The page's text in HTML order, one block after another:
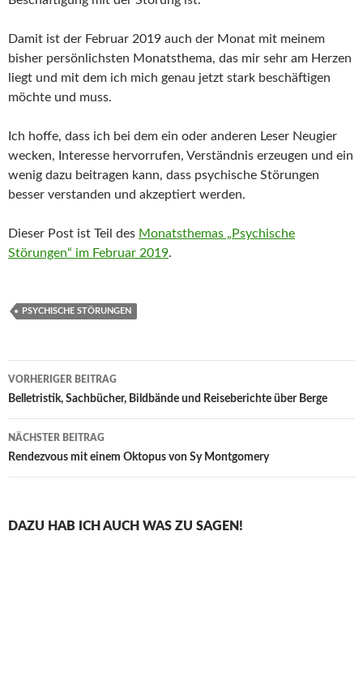
Damit ist der Februar 2019 auch der Monat mit meinem
bisher persönlichsten Monatsthema, das mir sehr am Herzen
liegt und mit dem ich mich genau jetzt stark beschäftigen
möchte und muss.
Ich hoffe, dass ich bei dem ein oder anderen Leser Neugier
wecken, Interesse hervorrufen, Verständnis erzeugen und ein
wenig dazu beitragen kann, dass psychische Störungen
besser verstanden und akzeptiert werden.
Dieser Post ist Teil des Monatsthemas „Psychische
Störungen“ im Februar 2019.
PSYCHISCHE STÖRUNGEN
Beitragsnavigation
VORHERIGER BEITRAG
Belletristik, Sachbücher, Bildbände und Reiseberichte über Berge
NÄCHSTER BEITRAG
Rendezvous mit einem Oktopus von Sy Montgomery
DAZU HAB ICH AUCH WAS ZU SAGEN!